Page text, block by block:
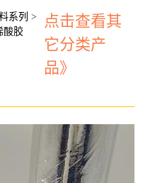
系列 >
酸胶
点击查看其
它分类产
品》